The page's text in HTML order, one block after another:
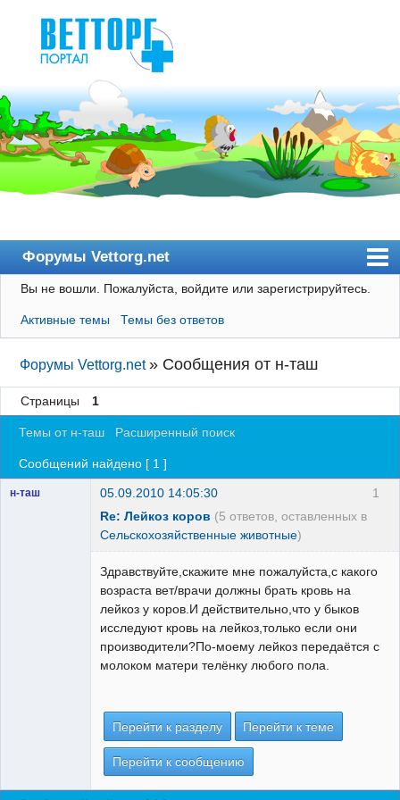
Форумы Vettorg.net
Главная
Пользователи
Правила
Поиск
Регистрация
Вход
Вы не вошли. Пожалуйста, войдите или зарегистрируйтесь.
Активные темы Темы без ответов
Форумы Vettorg.net » Сообщения от н-таш
Страницы 1
Темы от н-таш Расширенный поиск
Сообщений найдено [ 1 ]
1
н-таш
05.09.2010 14:05:30
Re: Лейкоз коров (5 ответов, оставленных в
Сельскохозяйственные животные)
Здравствуйте,скажите мне пожалуйста,с какого
возраста вет/врачи должны брать кровь на
лейкоз у коров.И действительно,что у быков
исследуют кровь на лейкоз,только если они
производители?По-моему лейкоз передаётся с
молоком матери телёнку любого пола.
Перейти к разделу Перейти к теме
Перейти к сообщению